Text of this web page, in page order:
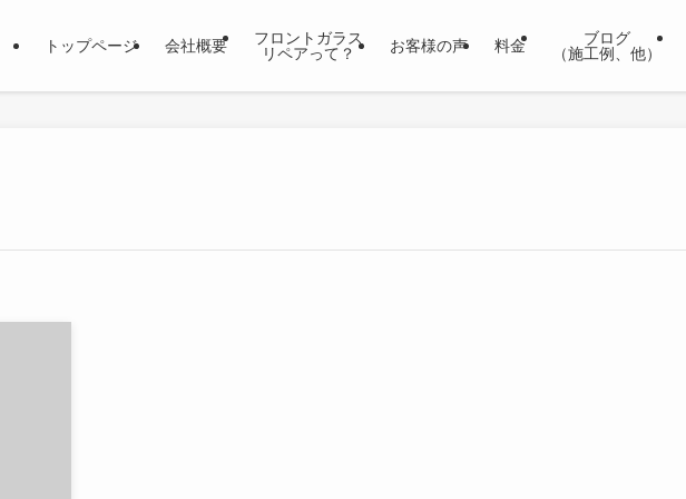
トップページ 会社概要
フロントガラス
リペアって？
お客様の声 料金
ブログ
（施工例、他）